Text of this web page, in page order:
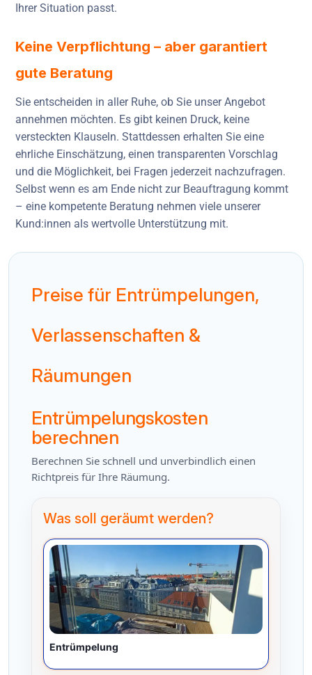
Ihrer Situation passt.
Keine Verpflichtung – aber garantiert
gute Beratung
Sie entscheiden in aller Ruhe, ob Sie unser Angebot
annehmen möchten. Es gibt keinen Druck, keine
versteckten Klauseln. Stattdessen erhalten Sie eine
ehrliche Einschätzung, einen transparenten Vorschlag
und die Möglichkeit, bei Fragen jederzeit nachzufragen.
Selbst wenn es am Ende nicht zur Beauftragung kommt
– eine kompetente Beratung nehmen viele unserer
Kund:innen als wertvolle Unterstützung mit.
Preise für Entrümpelungen,
Verlassenschaften &
Räumungen
Entrümpelungskosten
berechnen
Berechnen Sie schnell und unverbindlich einen
Richtpreis für Ihre Räumung.
Was soll geräumt werden?
Entrümpelung